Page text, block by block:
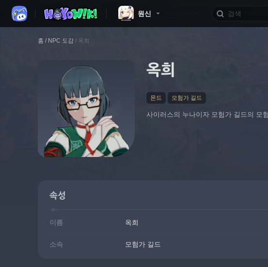
원신
홈 / NPC 도감 / 옥희
옥희
몬드 모험가 길드
사이러스의 누나이자 모험가 길드의 모
속성
이름 옥희
소속 모험가 길드